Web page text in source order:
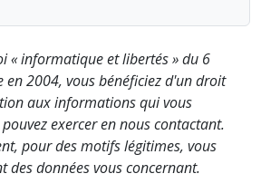
« informatique et libertés » du 6
2004, vous bénéficiez d'un droit
aux informations qui vous
exercer en nous contactant.
pour des motifs légitimes, vous
des données vous concernant.